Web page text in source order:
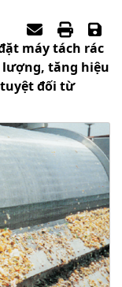
máy tách rác
tăng hiệu
đối từ